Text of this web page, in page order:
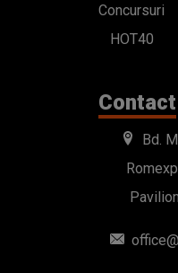
Concursuri
HOT40
Contact
Bd.